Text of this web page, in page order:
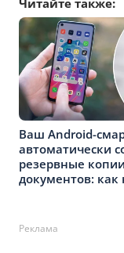
Ваш Android-
автоматически
резервные копии
документов: как
Реклама